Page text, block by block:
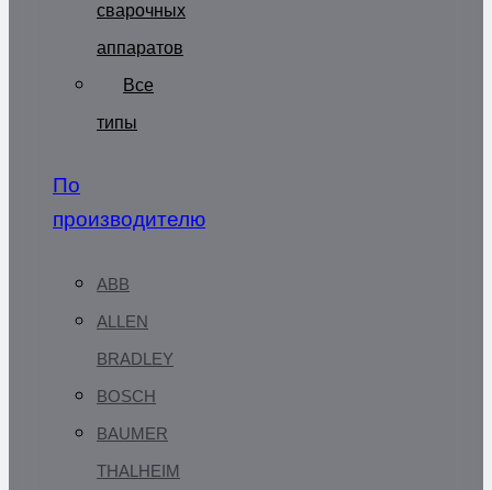
сварочных
аппаратов
Все
типы
По
производителю
ABB
ALLEN
BRADLEY
BOSCH
BAUMER
THALHEIM